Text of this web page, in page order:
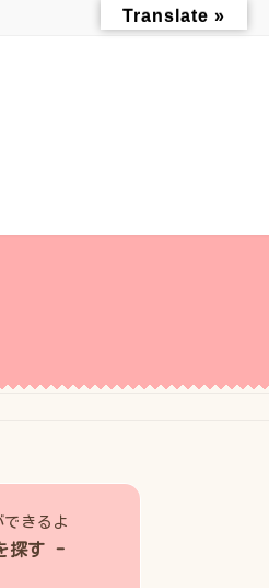
きるよ
探す -
Translate »